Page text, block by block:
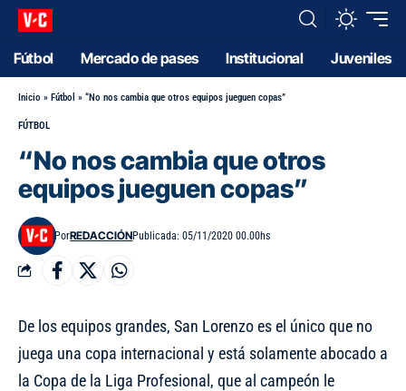
Fútbol Mercado de pases Institucional Juveniles
Inicio » Fútbol » “No nos cambia que otros equipos jueguen copas”
FÚTBOL
“No nos cambia que otros
equipos jueguen copas”
PorREDACCIÓNPublicada: 05/11/2020 00.00hs
De los equipos grandes, San Lorenzo es el único que no
juega una copa internacional y está solamente abocado a
la Copa de la Liga Profesional, que al campeón le